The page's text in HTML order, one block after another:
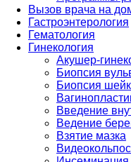
Вызов врача на
Гастроэнтерология
Гематология
Гинекология
Акушер-
Биопсия
Биопсия
Введение
Ведение
Взятие мазка